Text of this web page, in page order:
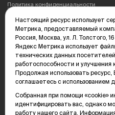
Политика конфиденциальности
Редакция: 625035, Тюмень, пр.
(3452) 68-89-05
edit@vsluh.ru
Главный редактор: Панкина Т.Ю.
kika@vsluh.ru
По вопросам рекламы:
(3452) 68-89-78
kotovaev@sibinformburo.ru
mim@vsluh.ru
Настоящий ресурс использует
Метрика, предоставляемый
Россия, Москва, ул. Л. Толстого,
Яндекс Метрика использует
технических данных
работоспособности и улучшения
Продолжая использовать
соглашаетесь с использованием
Собранная при помощи «cookie»
идентифицировать вас, однако
работу нашего сайта.